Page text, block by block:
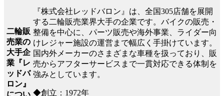
二輪販
売業の
大手企
業『レ
ッドバ
ロン』
につい
『株式会社レッドバロン』は、全国305店舗を展開
する二輪販売業界大手の企業です。バイクの販売・
整備を中心に、パーツ販売や海外事業、ライダー向
けレジャー施設の運営まで幅広く手掛けています。
国内外メーカーのさまざまな車種を扱っており、販
売からアフターサービスまで一貫対応できる体制を
強みとしています。
◆創立：1972年